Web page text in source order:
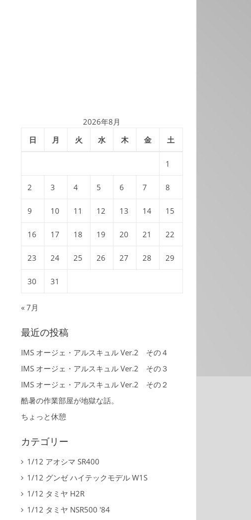
2026年8月
日
月 火 水 木 金 土
1
2 3 4 5 6 7 8
9 10 11 12 13 14 15
16 17 18 19 20 21 22
23 24 25 26 27 28 29
30 31
« 7月
最近の投稿
IMS オージェ・アルスキュル Ver.2 その４
IMS オージェ・アルスキュル Ver.2 その３
IMS オージェ・アルスキュル Ver.2 その２
酷暑の作業部屋が地獄な話。
ちょっと休憩
カテゴリー
1/12 アオシマ SR400
1/12 グンゼ ハイテックモデル W1S
1/12 タミヤ H2R
1/12 タミヤ NSR500 '84